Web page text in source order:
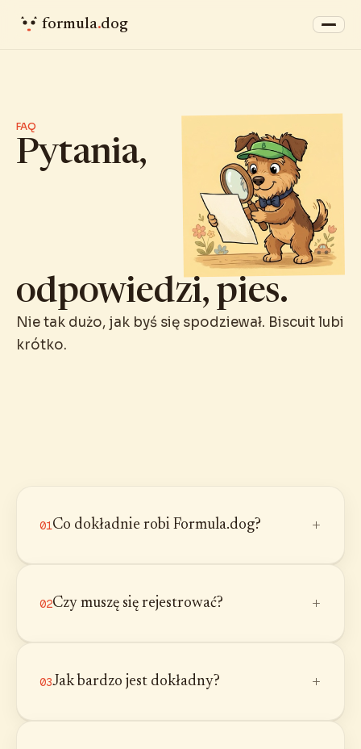
formula.dog
FAQ
Pytania,
odpowiedzi, pies.
Nie tak dużo, jak byś się spodziewał. Biscuit lubi
krótko.
01Co dokładnie robi Formula.dog? +
02Czy muszę się rejestrować? +
03Jak bardzo jest dokładny? +